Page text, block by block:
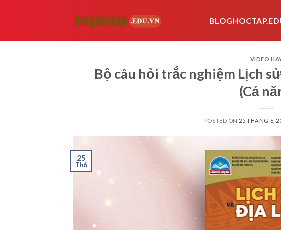
VIDEO
Bộ câu hỏi trắc nghiệm Lịch
(Cả
POSTED ON 25 THÁNG 6,
25
Th6